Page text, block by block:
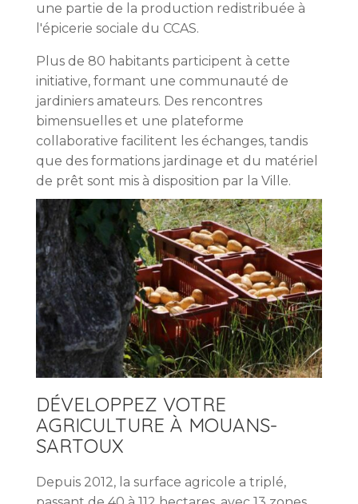
une partie de la production redistribuée à
l'épicerie sociale du CCAS.
Plus de 80 habitants participent à cette
initiative, formant une communauté de
jardiniers amateurs. Des rencontres
bimensuelles et une plateforme
collaborative facilitent les échanges, tandis
que des formations jardinage et du matériel
de prêt sont mis à disposition par la Ville.
DÉVELOPPEZ VOTRE
AGRICULTURE À MOUANS-
SARTOUX
Depuis 2012, la surface agricole a triplé,